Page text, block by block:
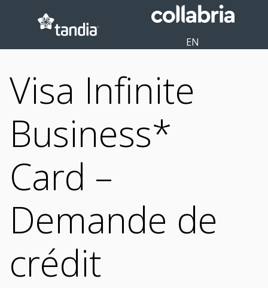
EN
Visa Infinite
Business*
Card –
Demande de
crédit